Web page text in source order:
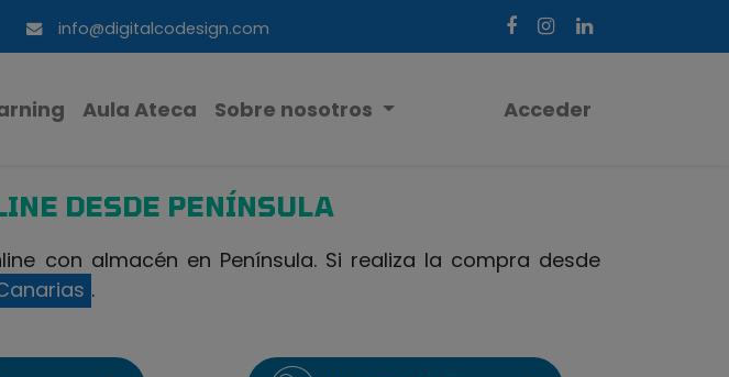
info@digitalcodesign.com
Aula Ateca Sobre nosotros Acceder
DESDE PENÍNSULA
con almacén en Península. Si realiza la compra desde
.